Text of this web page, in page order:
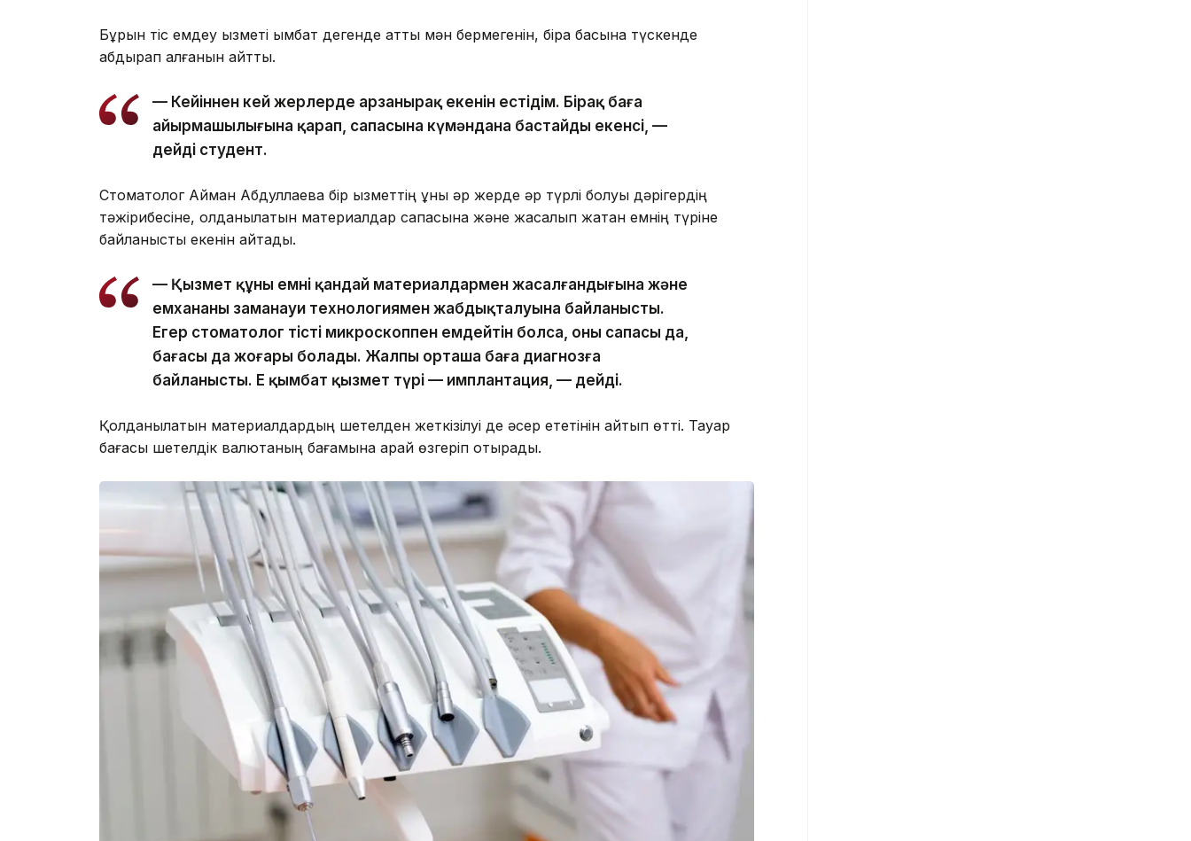
Бұрын тіс емдеу қызметі қымбат дегенде қатты мән бермегенін, бірақ басына түскенде
абдырап қалғанын айтты.
— Кейіннен кей жерлерде арзанырақ екенін естідім. Бірақ баға
айырмашылығына қарап, сапасына күмәндана бастайды екенсің, —
дейді студент.
Стоматолог Айман Абдуллаева бір қызметтің құны әр жерде әр түрлі болуы дәрігердің
тәжірибесіне, қолданылатын материалдар сапасына және жасалып жатқан емнің түріне
байланысты екенін айтады.
— Қызмет құны емнің қандай материалдармен жасалғандығына және
емхананың заманауи технологиямен жабдықталуына байланысты.
Егер стоматолог тісті микроскоппен емдейтін болса, оның сапасы да,
бағасы да жоғары болады. Жалпы орташа баға диагнозға
байланысты. Ең қымбат қызмет түрі — имплантация, — дейді.
Қолданылатын материалдардың шетелден жеткізілуі де әсер ететінін айтып өтті. Тауар
бағасы шетелдік валютаның бағамына қарай өзгеріп отырады.